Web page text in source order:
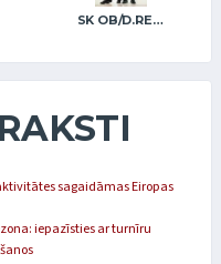
SK OB/D.REGŽA A.REGŽA
sagaidāmas Eiropas
iepazīsties ar turnīru